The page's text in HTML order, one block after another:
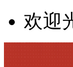
欢迎